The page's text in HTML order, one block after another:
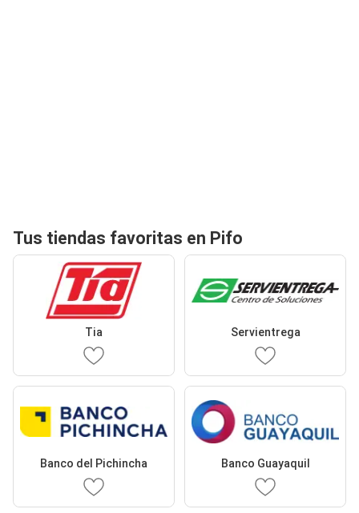
Tus tiendas favoritas en Pifo
Tia Servientrega
Banco del Pichincha Banco Guayaquil